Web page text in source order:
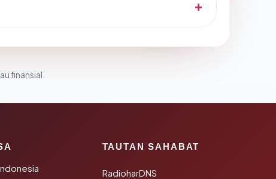
finansial.
TAUTAN SAHABAT
RadioharDNS